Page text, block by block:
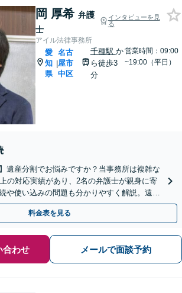
岡 厚希 弁護
士
インタビューを見
る
アイル法律事務所
愛
知
県
|
名古
屋市
中区
千種駅 か
ら徒歩3
分
営業時間：09:00
~19:00（平日）
遺産分割でお悩みですか？当事務所は複雑な
の対応実績があり、2名の弁護士が親身に寄
や使い込みの問題も分かりやすく解説。遠方
可能。LINE予約受付中。
料金表を見る
合わせ メールで面談予約